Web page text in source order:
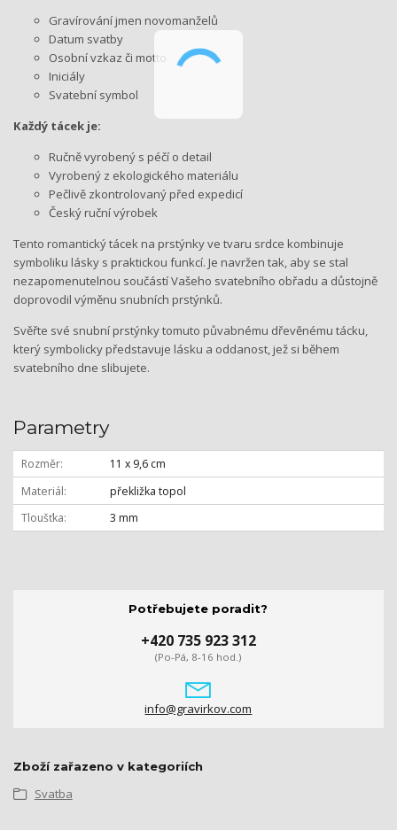
Gravírování jmen novomanželů
Datum svatby
Osobní vzkaz či motto
Iniciály
Svatební symbol
Každý tácek je:
Ručně vyrobený s péčí o detail
Vyrobený z ekologického materiálu
Pečlivě zkontrolovaný před expedicí
Český ruční výrobek
Tento romantický tácek na prstýnky ve tvaru srdce kombinuje
symboliku lásky s praktickou funkcí. Je navržen tak, aby se stal
nezapomenutelnou součástí Vašeho svatebního obřadu a důstojně
doprovodil výměnu snubních prstýnků.
Svěřte své snubní prstýnky tomuto půvabnému dřevěnému tácku,
který symbolicky představuje lásku a oddanost, jež si během
svatebního dne slibujete.
Parametry
Rozměr
11 x 9,6 cm
Materiál
překližka topol
Tloušťka
3 mm
Potřebujete poradit?
+420 735 923 312
(Po-Pá, 8-16 hod.)
info@gravirkov.com
Zboží zařazeno v kategoriích
Svatba